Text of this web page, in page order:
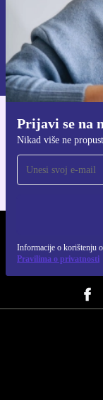
Prijavi se na
Nikad više ne
Informacije o korištenju
Pravilima o privatnosti
Informacije o
Pravilima